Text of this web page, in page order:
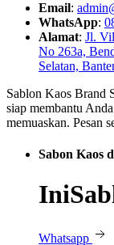
Email:
WhatsApp:
Alamat: Jl.
No 263a,
Selatan,
Sablon Kaos Brand
siap membantu
memuaskan. Pesan
Sabon Kaos
Whatsapp